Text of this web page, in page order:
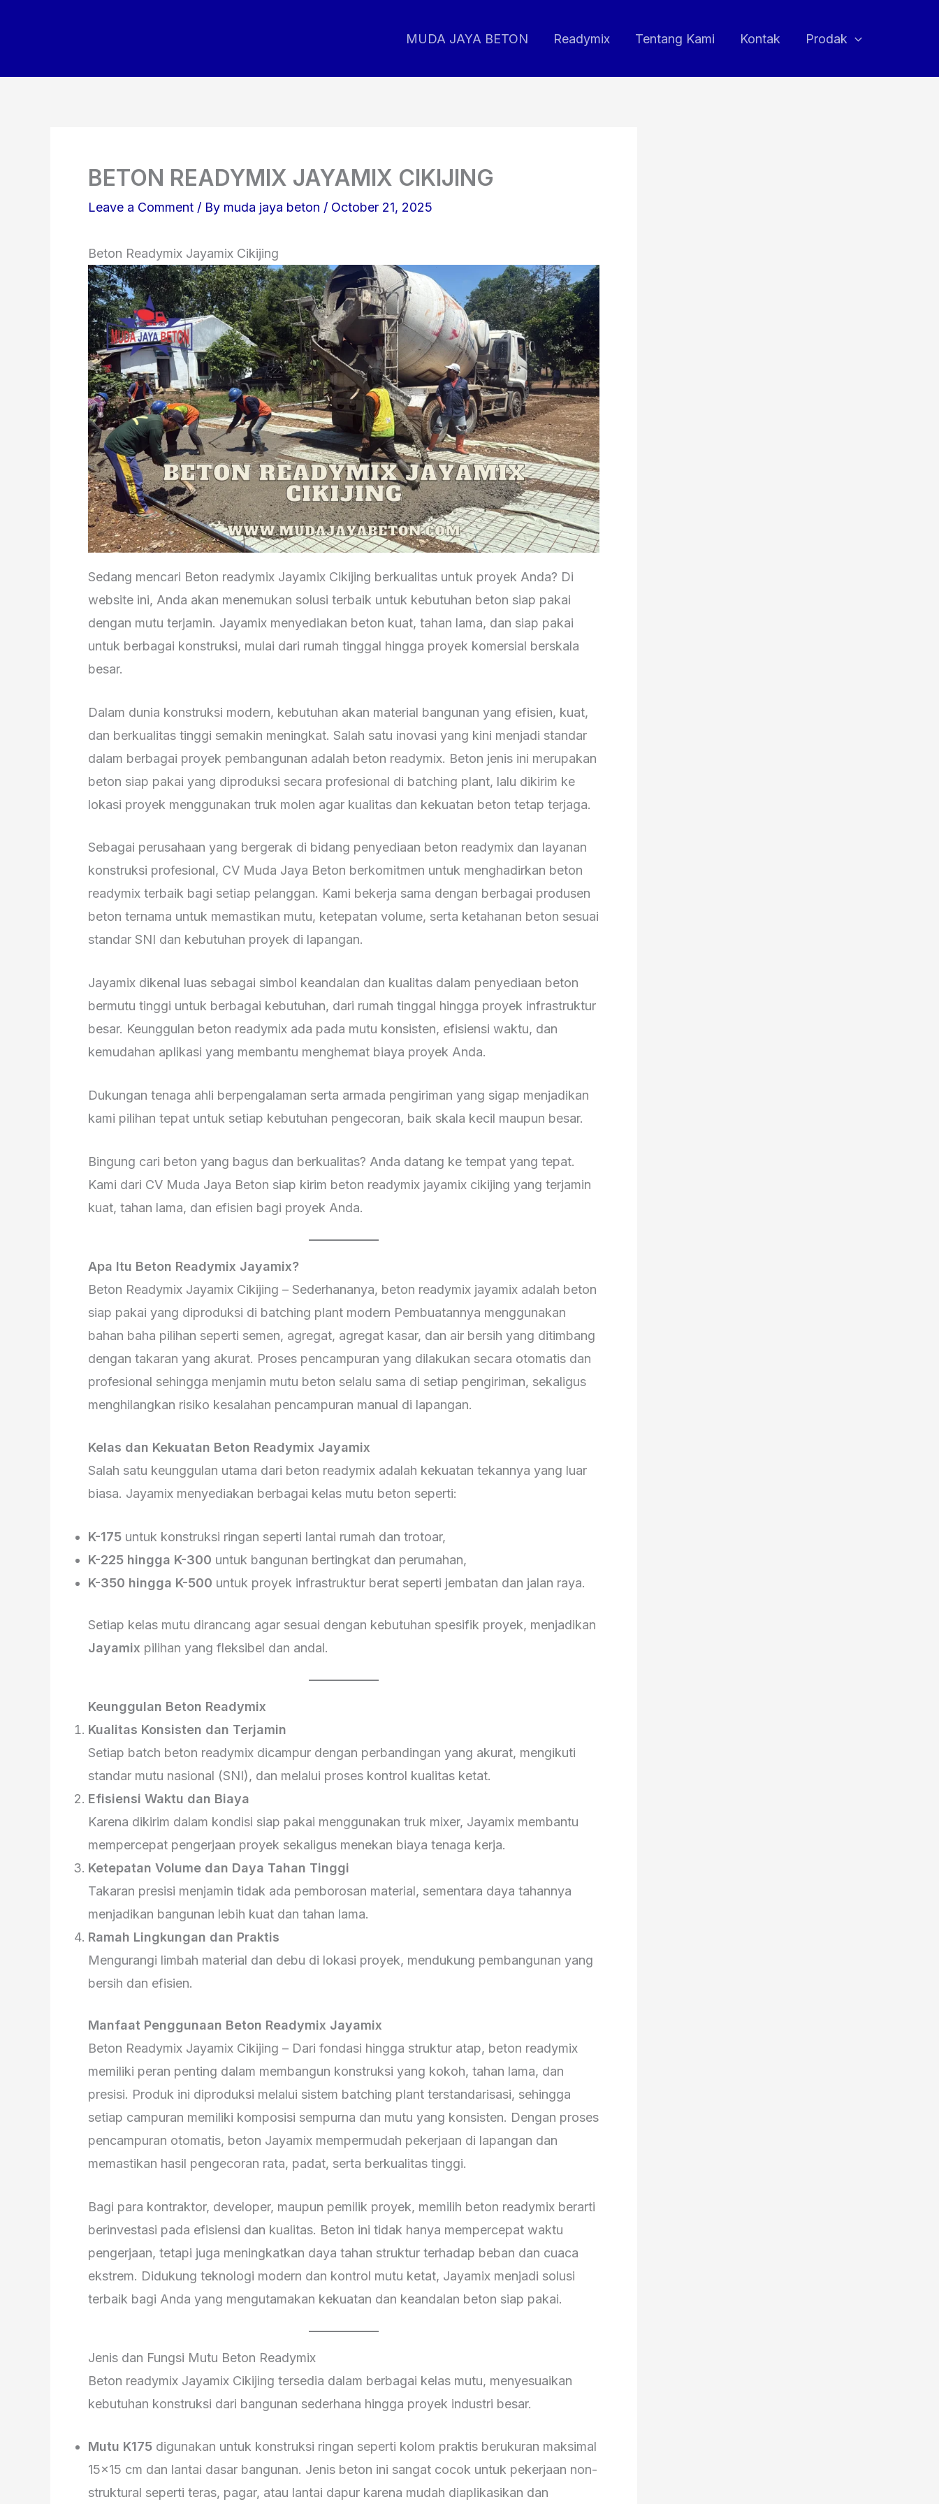
MUDA JAYA BETON Readymix Tentang Kami Kontak Prodak
BETON READYMIX JAYAMIX CIKIJING
Leave a Comment / By muda jaya beton / October 21, 2025
Beton Readymix Jayamix Cikijing
Sedang mencari Beton readymix Jayamix Cikijing berkualitas untuk proyek Anda? Di
website ini, Anda akan menemukan solusi terbaik untuk kebutuhan beton siap pakai
dengan mutu terjamin. Jayamix menyediakan beton kuat, tahan lama, dan siap pakai
untuk berbagai konstruksi, mulai dari rumah tinggal hingga proyek komersial berskala
besar.
Dalam dunia konstruksi modern, kebutuhan akan material bangunan yang efisien, kuat,
dan berkualitas tinggi semakin meningkat. Salah satu inovasi yang kini menjadi standar
dalam berbagai proyek pembangunan adalah beton readymix. Beton jenis ini merupakan
beton siap pakai yang diproduksi secara profesional di batching plant, lalu dikirim ke
lokasi proyek menggunakan truk molen agar kualitas dan kekuatan beton tetap terjaga.
Sebagai perusahaan yang bergerak di bidang penyediaan beton readymix dan layanan
konstruksi profesional, CV Muda Jaya Beton berkomitmen untuk menghadirkan beton
readymix terbaik bagi setiap pelanggan. Kami bekerja sama dengan berbagai produsen
beton ternama untuk memastikan mutu, ketepatan volume, serta ketahanan beton sesuai
standar SNI dan kebutuhan proyek di lapangan.
Jayamix dikenal luas sebagai simbol keandalan dan kualitas dalam penyediaan beton
bermutu tinggi untuk berbagai kebutuhan, dari rumah tinggal hingga proyek infrastruktur
besar. Keunggulan beton readymix ada pada mutu konsisten, efisiensi waktu, dan
kemudahan aplikasi yang membantu menghemat biaya proyek Anda.
Dukungan tenaga ahli berpengalaman serta armada pengiriman yang sigap menjadikan
kami pilihan tepat untuk setiap kebutuhan pengecoran, baik skala kecil maupun besar.
Bingung cari beton yang bagus dan berkualitas? Anda datang ke tempat yang tepat.
Kami dari CV Muda Jaya Beton siap kirim beton readymix jayamix cikijing yang terjamin
kuat, tahan lama, dan efisien bagi proyek Anda.
Apa Itu Beton Readymix Jayamix?
Beton Readymix Jayamix Cikijing – Sederhananya, beton readymix jayamix adalah beton
siap pakai yang diproduksi di batching plant modern Pembuatannya menggunakan
bahan baha pilihan seperti semen, agregat, agregat kasar, dan air bersih yang ditimbang
dengan takaran yang akurat. Proses pencampuran yang dilakukan secara otomatis dan
profesional sehingga menjamin mutu beton selalu sama di setiap pengiriman, sekaligus
menghilangkan risiko kesalahan pencampuran manual di lapangan.
Kelas dan Kekuatan Beton Readymix Jayamix
Salah satu keunggulan utama dari beton readymix adalah kekuatan tekannya yang luar
biasa. Jayamix menyediakan berbagai kelas mutu beton seperti:
K-175 untuk konstruksi ringan seperti lantai rumah dan trotoar,
K-225 hingga K-300 untuk bangunan bertingkat dan perumahan,
K-350 hingga K-500 untuk proyek infrastruktur berat seperti jembatan dan jalan raya.
Setiap kelas mutu dirancang agar sesuai dengan kebutuhan spesifik proyek, menjadikan
Jayamix pilihan yang fleksibel dan andal.
Keunggulan Beton Readymix
Kualitas Konsisten dan Terjamin
Setiap batch beton readymix dicampur dengan perbandingan yang akurat, mengikuti
standar mutu nasional (SNI), dan melalui proses kontrol kualitas ketat.
Efisiensi Waktu dan Biaya
Karena dikirim dalam kondisi siap pakai menggunakan truk mixer, Jayamix membantu
mempercepat pengerjaan proyek sekaligus menekan biaya tenaga kerja.
Ketepatan Volume dan Daya Tahan Tinggi
Takaran presisi menjamin tidak ada pemborosan material, sementara daya tahannya
menjadikan bangunan lebih kuat dan tahan lama.
Ramah Lingkungan dan Praktis
Mengurangi limbah material dan debu di lokasi proyek, mendukung pembangunan yang
bersih dan efisien.
Manfaat Penggunaan Beton Readymix Jayamix
Beton Readymix Jayamix Cikijing – Dari fondasi hingga struktur atap, beton readymix
memiliki peran penting dalam membangun konstruksi yang kokoh, tahan lama, dan
presisi. Produk ini diproduksi melalui sistem batching plant terstandarisasi, sehingga
setiap campuran memiliki komposisi sempurna dan mutu yang konsisten. Dengan proses
pencampuran otomatis, beton Jayamix mempermudah pekerjaan di lapangan dan
memastikan hasil pengecoran rata, padat, serta berkualitas tinggi.
Bagi para kontraktor, developer, maupun pemilik proyek, memilih beton readymix berarti
berinvestasi pada efisiensi dan kualitas. Beton ini tidak hanya mempercepat waktu
pengerjaan, tetapi juga meningkatkan daya tahan struktur terhadap beban dan cuaca
ekstrem. Didukung teknologi modern dan kontrol mutu ketat, Jayamix menjadi solusi
terbaik bagi Anda yang mengutamakan kekuatan dan keandalan beton siap pakai.
Jenis dan Fungsi Mutu Beton Readymix
Beton readymix Jayamix Cikijing tersedia dalam berbagai kelas mutu, menyesuaikan
kebutuhan konstruksi dari bangunan sederhana hingga proyek industri besar.
Mutu K175 digunakan untuk konstruksi ringan seperti kolom praktis berukuran maksimal
15×15 cm dan lantai dasar bangunan. Jenis beton ini sangat cocok untuk pekerjaan non-
struktural seperti teras, pagar, atau lantai dapur karena mudah diaplikasikan dan